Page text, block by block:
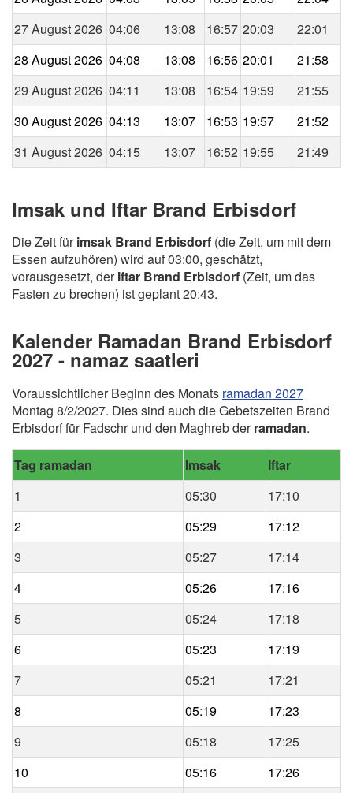
27 August 2026 04:06 13:08 16:57 20:03
22:01
28 August 2026 04:08 13:08 16:56 20:01
21:58
29 August 2026 04:11 13:08 16:54 19:59
21:55
30 August 2026 04:13 13:07 16:53 19:57
21:52
31 August 2026 04:15 13:07 16:52 19:55 21:49
Imsak und Iftar Brand Erbisdorf
Die Zeit fürimsak Brand Erbisdorf (die Zeit, um mit dem
Essen aufzuhören) wird auf 03:00, geschätzt,
vorausgesetzt, derIftar Brand Erbisdorf (Zeit, um das
Fasten zu brechen) ist geplant 20:43.
Kalender Ramadan Brand Erbisdorf
2027 - namaz saatleri
Voraussichtlicher Beginn des Monats ramadan 2027
Montag 8/2/2027. Dies sind auch die Gebetszeiten Brand
Erbisdorf für Fadschr und den Maghreb derramadan.
Tag ramadan Imsak
Iftar
1
05:30
17:10
2
05:29
17:12
3
05:27
17:14
4
05:26
17:16
5
05:24
17:18
6
05:23
17:19
7
05:21
17:21
8
05:19
17:23
9
05:18
17:25
10
05:16
17:26